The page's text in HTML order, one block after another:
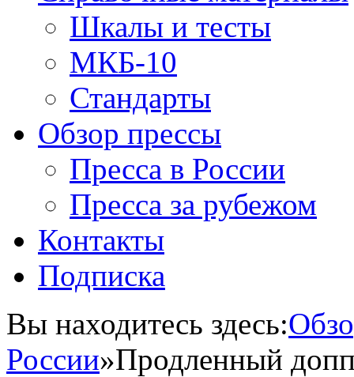
Шкалы и тесты
МКБ-10
Стандарты
Обзор прессы
Пресса в России
Пресса за рубежом
Контакты
Подписка
Вы находитесь здесь:
России»Продленный